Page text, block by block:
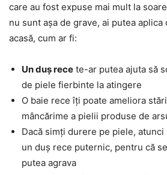
care au fost expuse mai mult la
nu sunt așa de grave, ai putea
acasă, cum ar fi:
Un duș rece te-ar putea ajuta să
de piele fierbinte la atingere
O baie rece îți poate ameliora
mâncărime a pielii produse de
Dacă simți durere pe piele,
un duș rece puternic, pentru că
putea agrava